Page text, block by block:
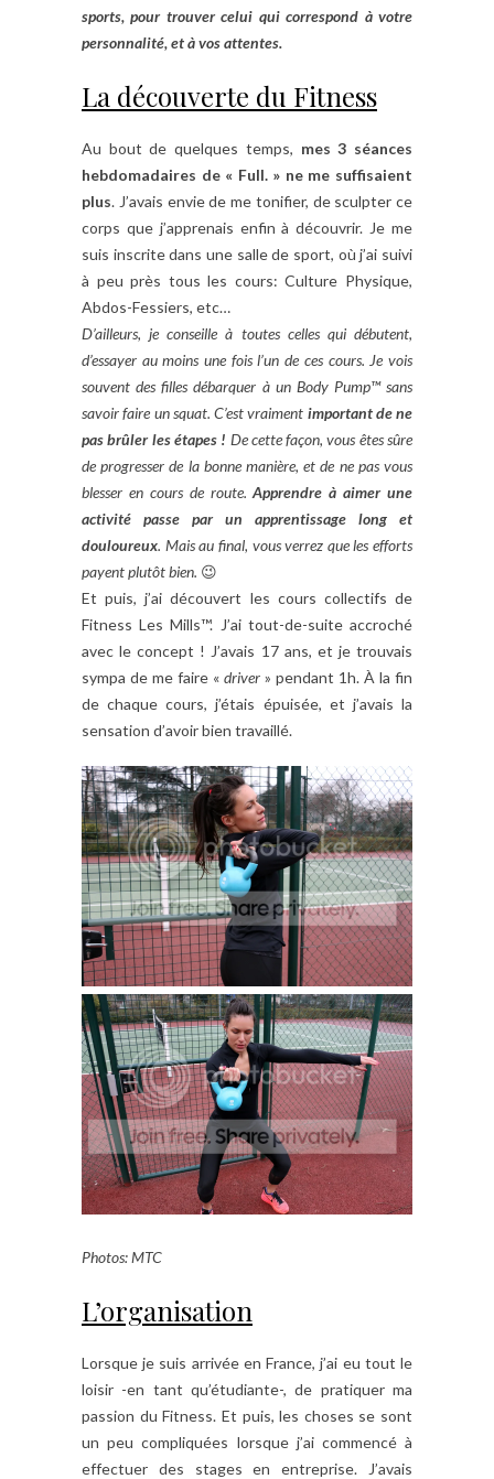
sports, pour trouver celui qui correspond à votre
personnalité, et à vos attentes.
La découverte du Fitness
Au bout de quelques temps, mes 3 séances
hebdomadaires de « Full. » ne me suffisaient
plus. J’avais envie de me tonifier, de sculpter ce
corps que j’apprenais enfin à découvrir. Je me
suis inscrite dans une salle de sport, où j’ai suivi
à peu près tous les cours: Culture Physique,
Abdos-Fessiers, etc…
D’ailleurs, je conseille à toutes celles qui débutent,
d’essayer au moins une fois l’un de ces cours. Je vois
souvent des filles débarquer à un Body Pump™ sans
savoir faire un squat. C’est vraiment important de ne
pas brûler les étapes ! De cette façon, vous êtes sûre
de progresser de la bonne manière, et de ne pas vous
blesser en cours de route.Apprendre à aimer une
activité passe par un apprentissage long et
douloureux. Mais au final, vous verrez que les efforts
payent plutôt bien. 😉
Et puis, j’ai découvert les cours collectifs de
Fitness Les Mills™. J’ai tout-de-suite accroché
avec le concept ! J’avais 17 ans, et je trouvais
sympa de me faire « driver » pendant 1h. À la fin
de chaque cours, j’étais épuisée, et j’avais la
sensation d’avoir bien travaillé.
Photos: MTC
L’organisation
Lorsque je suis arrivée en France, j’ai eu tout le
loisir -en tant qu’étudiante-, de pratiquer ma
passion du Fitness. Et puis, les choses se sont
un peu compliquées lorsque j’ai commencé à
effectuer des stages en entreprise. J’avais